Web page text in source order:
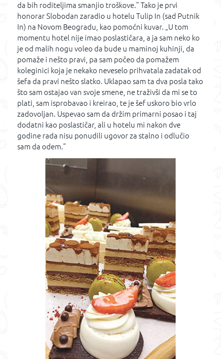
da bih roditeljima smanjio troškove.” Tako je prvi
honorar Slobodan zaradio u hotelu Tulip In (sad Putnik
In) na Novom Beogradu, kao pomoćni kuvar. „U tom
momentu hotel nije imao poslastičara, a ja sam neko ko
je od malih nogu voleo da bude u maminoj kuhinji, da
pomaže i nešto pravi, pa sam počeo da pomažem
koleginici koja je nekako neveselo prihvatala zadatak od
šefa da pravi nešto slatko. Uklapao sam ta dva posla tako
što sam ostajao van svoje smene, ne traživši da mi se to
plati, sam isprobavao i kreirao, te je šef uskoro bio vrlo
zadovoljan. Uspevao sam da držim primarni posao i taj
dodatni kao poslastičar, ali u hotelu mi nakon dve
godine rada nisu ponudili ugovor za stalno i odlučio
sam da odem.”